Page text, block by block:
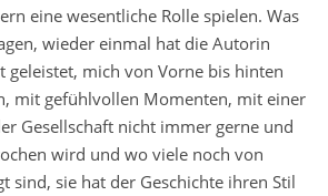
eine wesentliche Rolle spielen. Was
wieder einmal hat die Autorin
geleistet, mich von Vorne bis hinten
mit gefühlvollen Momenten, mit einer
Gesellschaft nicht immer gerne und
wird und wo viele noch von
sind, sie hat der Geschichte ihren Stil